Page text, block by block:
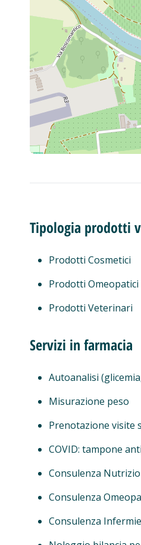
Tipologia prodotti
Prodotti Cosmetici
Prodotti Omeopatici
Prodotti Veterinari
Servizi in farmacia
Autoanalisi
Misurazione peso
Prenotazione visite
COVID: tampone
Consulenza
Consulenza
Consulenza